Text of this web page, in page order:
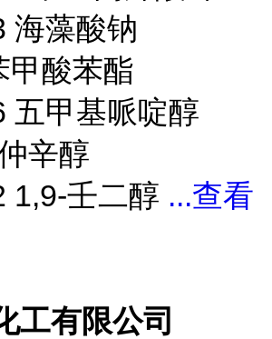
海藻酸钠
甲酸苯酯
五甲基哌啶醇
辛醇
1,9-壬二醇 ...查看
工有限公司